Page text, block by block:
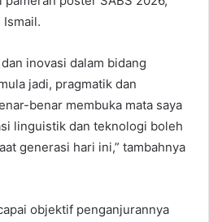
Ismail.
inovasi dalam bidang
jadi, pragmatik dan
benar membuka mata saya
linguistik dan teknologi boleh
generasi hari ini,” tambahnya
objektif penganjurannya